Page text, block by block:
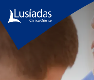
Lusíadas